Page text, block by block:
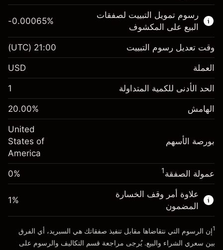
اعرف المزيد عن:
عقود الفروقات
$1,000.00
رسوم التبييت
الرسوم من قيمة الصفقة الكاملة
%
(-$1.08)
حجم الصفقة بالرافعة المالية ~$5,000.00
الأموال من الرافعة المالية ~ دولار
انتقل إلى المنصة
رسوم تمويل التبييت لصفقات
البيع على المكشوف
الهامش. استثمارك $1,000.00
رسوم التبييت
الرسوم من قيمة الصفقة الكاملة
-0.000654
%
(-$0.03)
حجم الصفقة بالرافعة المالية ~
الأموال من الرافعة المالية ~ دولار
انتقل إلى المنصة
-0.00065%
وقت تعديل رسوم التبييت 21:00
(UTC)
العملة USD
الحد الأدنى للكمية المتداولة 1
الهامش 20.00%
بورصة الأسهم
United
States of
America
عمولة الصفقة1
0%
علاوة أمر وقف الخسارة
المضمون
1%
1إن الرسوم التي نتقاضاها مقابل تنفيذ صفقاتك هي السبريد، أي الفرق
بين سعري الشراء والبيع. يُرجى مراجعة قسم التكاليف والرسوم على